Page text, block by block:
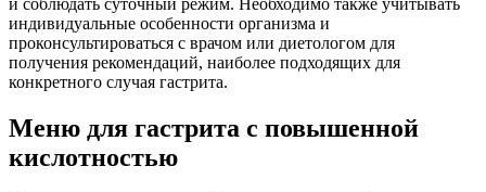
индивидуальные особенности организма и
проконсультироваться с врачом или диетологом для
получения рекомендаций, наиболее подходящих для
конкретного случая гастрита.
Меню для гастрита с повышенной
кислотностью